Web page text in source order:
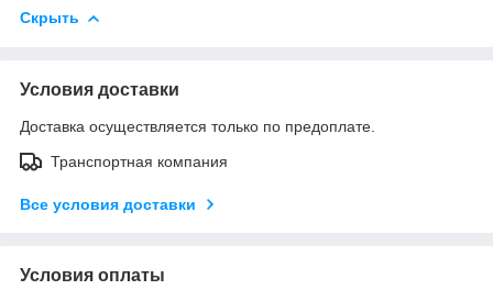
Скрыть
Условия доставки
Доставка осуществляется только по предоплате.
Транспортная компания
Все условия доставки
Условия оплаты